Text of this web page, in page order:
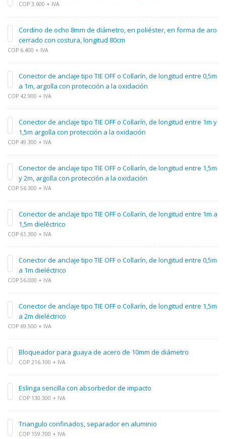
COP 3.600 + IVA
Cordino de ocho 8mm de diámetro, en poliéster, en forma de aro
cerrado con costura, longitud 80cm
COP 6.400 + IVA
Conector de anclaje tipo TIE OFF o Collarín, de longitud entre 0,5m
a 1m, argolla con protección a la oxidación
COP 42.900 + IVA
Conector de anclaje tipo TIE OFF o Collarín, de longitud entre 1m y
1,5m argolla con protección a la oxidación
COP 49.300 + IVA
Conector de anclaje tipo TIE OFF o Collarín, de longitud entre 1,5m
y 2m, argolla con protección a la oxidación
COP 56.300 + IVA
Conector de anclaje tipo TIE OFF o Collarín, de longitud entre 1m a
1,5m dieléctrico
COP 61.300 + IVA
Conector de anclaje tipo TIE OFF o Collarín, de longitud entre 0,5m
a 1m dieléctrico
COP 56.000 + IVA
Conector de anclaje tipo TIE OFF o Collarín, de longitud entre 1,5m
a 2m dieléctrico
COP 69.500 + IVA
Bloqueador para guaya de acero de 10mm de diámetro
COP 216.100 + IVA
Eslinga sencilla con absorbedor de impacto
COP 130.300 + IVA
Triangulo confinados, separador en aluminio
COP 159.700 + IVA